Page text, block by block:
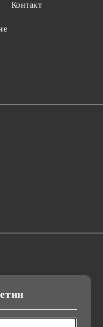
Контакт